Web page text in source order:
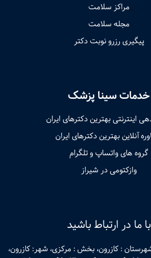
مراکز سلامت
مجله سلامت
پیگیری رزرو نوبت دکتر
خدمات سینا پزشک
اینترنتی بهترین دکترهای ایران
آنلاین بهترین دکترهای ایران
گروه های واتساپ و تلگرام
وازکتومی در شیراز
با ما در ارتباط باشید
: کازرون، بخش : مرکزی، شهر: کازرون،